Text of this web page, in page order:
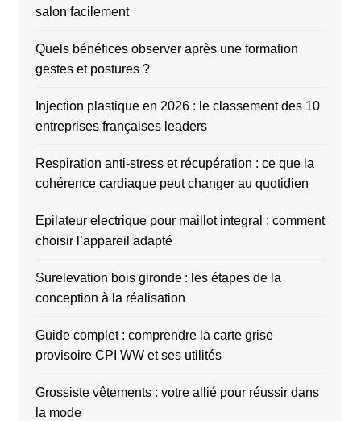
salon facilement
Quels bénéfices observer après une formation
gestes et postures ?
Injection plastique en 2026 : le classement des 10
entreprises françaises leaders
Respiration anti-stress et récupération : ce que la
cohérence cardiaque peut changer au quotidien
Epilateur electrique pour maillot integral : comment
choisir l’appareil adapté
Surelevation bois gironde : les étapes de la
conception à la réalisation
Guide complet : comprendre la carte grise
provisoire CPI WW et ses utilités
Grossiste vêtements : votre allié pour réussir dans
la mode